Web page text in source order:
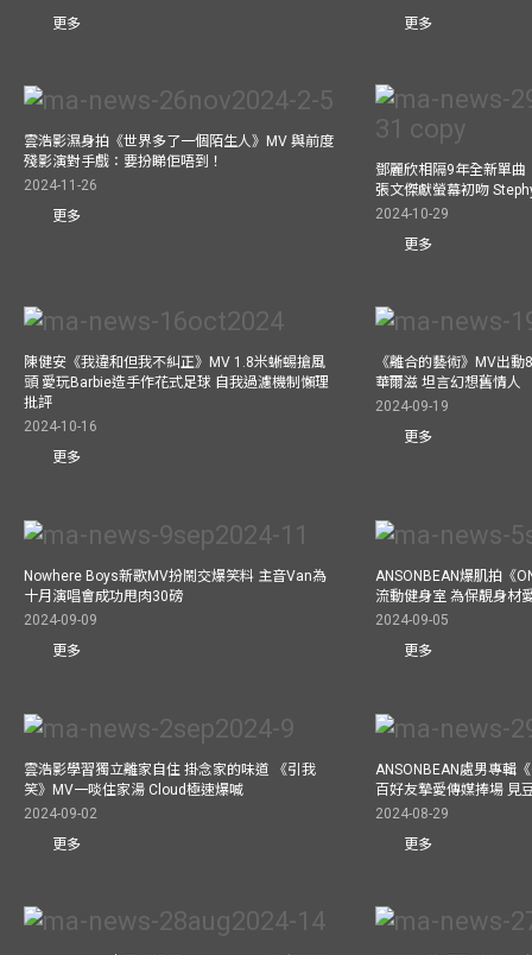
更多
更多
雲浩影濕身拍《世界多了一個陌生人》MV 與前度
殘影演對手戲：要扮睇佢唔到！
2024-11-26
更多
鄧麗欣相隔9年全新單曲
張文傑獻螢幕初吻
2024-10-29
更多
陳健安《我違和但我不糾正》MV 1.8米蜥蜴搶風
頭 愛玩Barbie造手作花式足球 自我過濾機制懶理
批評
2024-10-16
更多
《離合的藝術》MV出
華爾滋 坦言幻想舊情人
2024-09-19
更多
Nowhere Boys新歌MV扮鬧交爆笑料 主音Van為
十月演唱會成功甩肉30磅
2024-09-09
更多
ANSONBEAN爆肌拍《
流動健身室 為保靚身材
2024-09-05
更多
雲浩影學習獨立離家自住 掛念家的味道 《引我
笑》MV一啖住家湯 Cloud極速爆喊
2024-09-02
更多
ANSONBEAN處男專輯
百好友摯愛傳媒捧場 見
2024-08-29
更多